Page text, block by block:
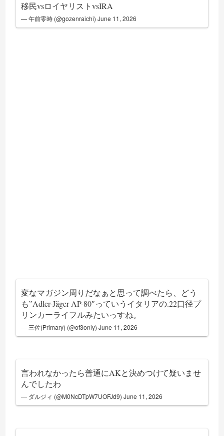
移民vsロイヤリストvsIRA
— 午前零時 (@gozenraichi)June 11, 2026
変なマガジン周りだなぁと思って調べたら、どう
も”Adler-Jäger AP-80″っていうイタリアの.22口径プ
リンカーライフルみたいっすね。
— 三佐(Primary) (@of3only)June 11, 2026
言われなかったら普通にAKと決めつけて疑いませ
んでしたわ
— ダルジィ (@M0NcDTpW7UOFJd9)June 11, 2026